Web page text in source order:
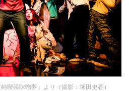
喫茶味噌夢』より（撮影：塚田史香）